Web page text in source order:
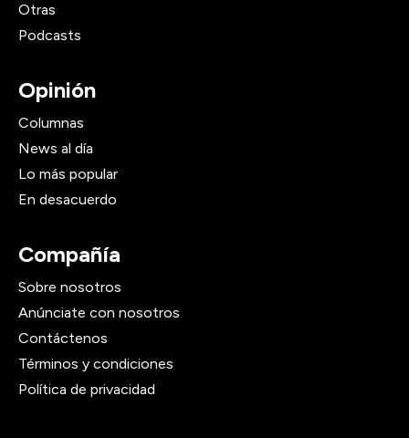
Otras
Podcasts
Opinión
Columnas
News al día
Lo más popular
En desacuerdo
Compañía
Sobre nosotros
Anúnciate con nosotros
Contáctenos
Términos y condiciones
Política de privacidad